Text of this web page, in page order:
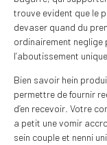
trouve evident que le
devaser quand du
ordinairement neglige
l’aboutissement
Bien savoir hein
permettre de fournir
d’en recevoir. Votre
a petit une vomir
sein couple et nenni